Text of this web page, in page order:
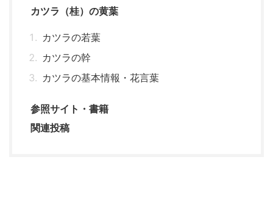
カツラ（桂）の黄葉
カツラの若葉
カツラの幹
カツラの基本情報・花言葉
参照サイト・書籍
関連投稿